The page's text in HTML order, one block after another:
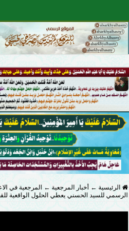
الرئيسية ← أخبار المرجعية ← المرجعية في
الرسمي للسيد الحسني يعطي الحلول الواقعية